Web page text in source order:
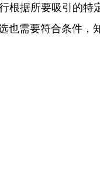
根据所要吸引的
也需要符合条件，